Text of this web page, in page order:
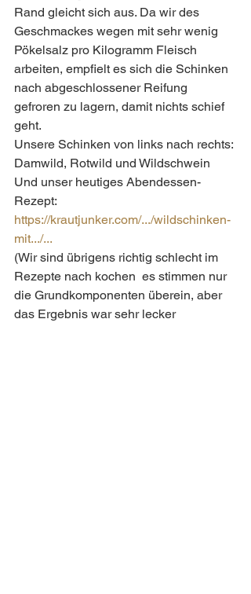
Rand gleicht sich aus. Da wir des
Geschmackes wegen mit sehr wenig
Pökelsalz pro Kilogramm Fleisch
arbeiten, empfielt es sich die Schinken
nach abgeschlossener Reifung
gefroren zu lagern, damit nichts schief
geht.
Unsere Schinken von links nach rechts:
Damwild, Rotwild und Wildschwein
Und unser heutiges Abendessen-
Rezept:
https://krautjunker.com/.../wildschinken-
mit.../...
(Wir sind übrigens richtig schlecht im
Rezepte nach kochen  es stimmen nur
die Grundkomponenten überein, aber
das Ergebnis war sehr lecker